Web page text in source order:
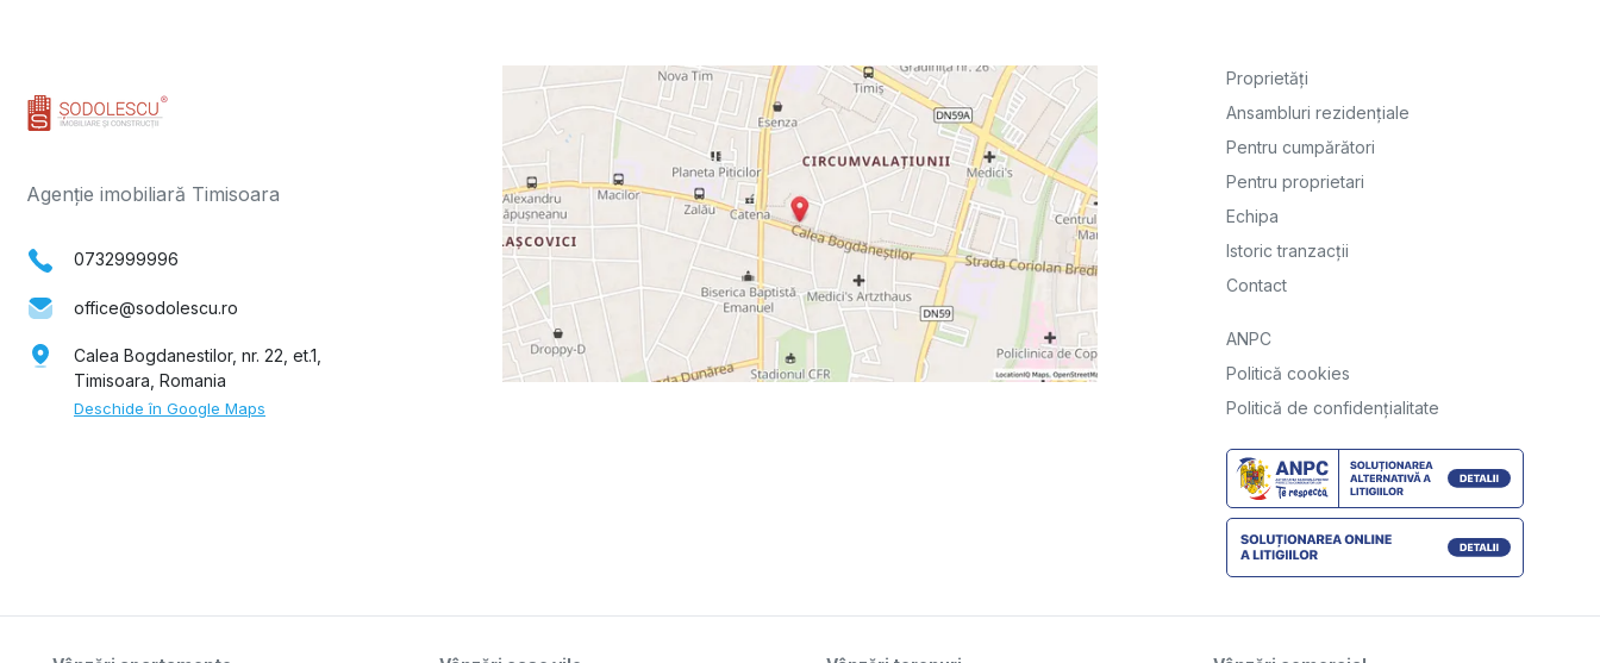
Agenție imobiliară Timisoara
0732999996
office@sodolescu.ro
Calea Bogdanestilor, nr. 22, et.1,
Timisoara, Romania
Deschide în Google Maps
Proprietăți
Ansambluri rezidențiale
Pentru cumpărători
Pentru proprietari
Echipa
Istoric tranzacții
Contact
ANPC
Politică cookies
Politică de confidențialitate